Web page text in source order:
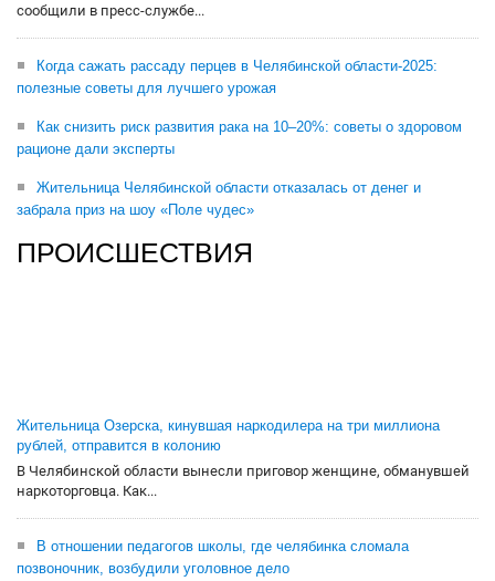
сообщили в пресс-службе...
Когда сажать рассаду перцев в Челябинской области-2025:
полезные советы для лучшего урожая
Как снизить риск развития рака на 10–20%: советы о здоровом
рационе дали эксперты
Жительница Челябинской области отказалась от денег и
забрала приз на шоу «Поле чудес»
ПРОИСШЕСТВИЯ
Жительница Озерска, кинувшая наркодилера на три миллиона
рублей, отправится в колонию
В Челябинской области вынесли приговор женщине, обманувшей
наркоторговца. Как...
В отношении педагогов школы, где челябинка сломала
позвоночник, возбудили уголовное дело